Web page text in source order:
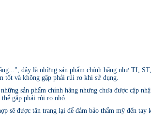
đây là những sản phẩm chính hãng như TI,
tốt và không gặp phải rủi ro khi sử dụng.
sản phẩm chính hãng nhưng chưa được cập
gặp phải rủi ro nhỏ.
sẽ được tân trang lại để đảm bảo thẩm mỹ đến tay